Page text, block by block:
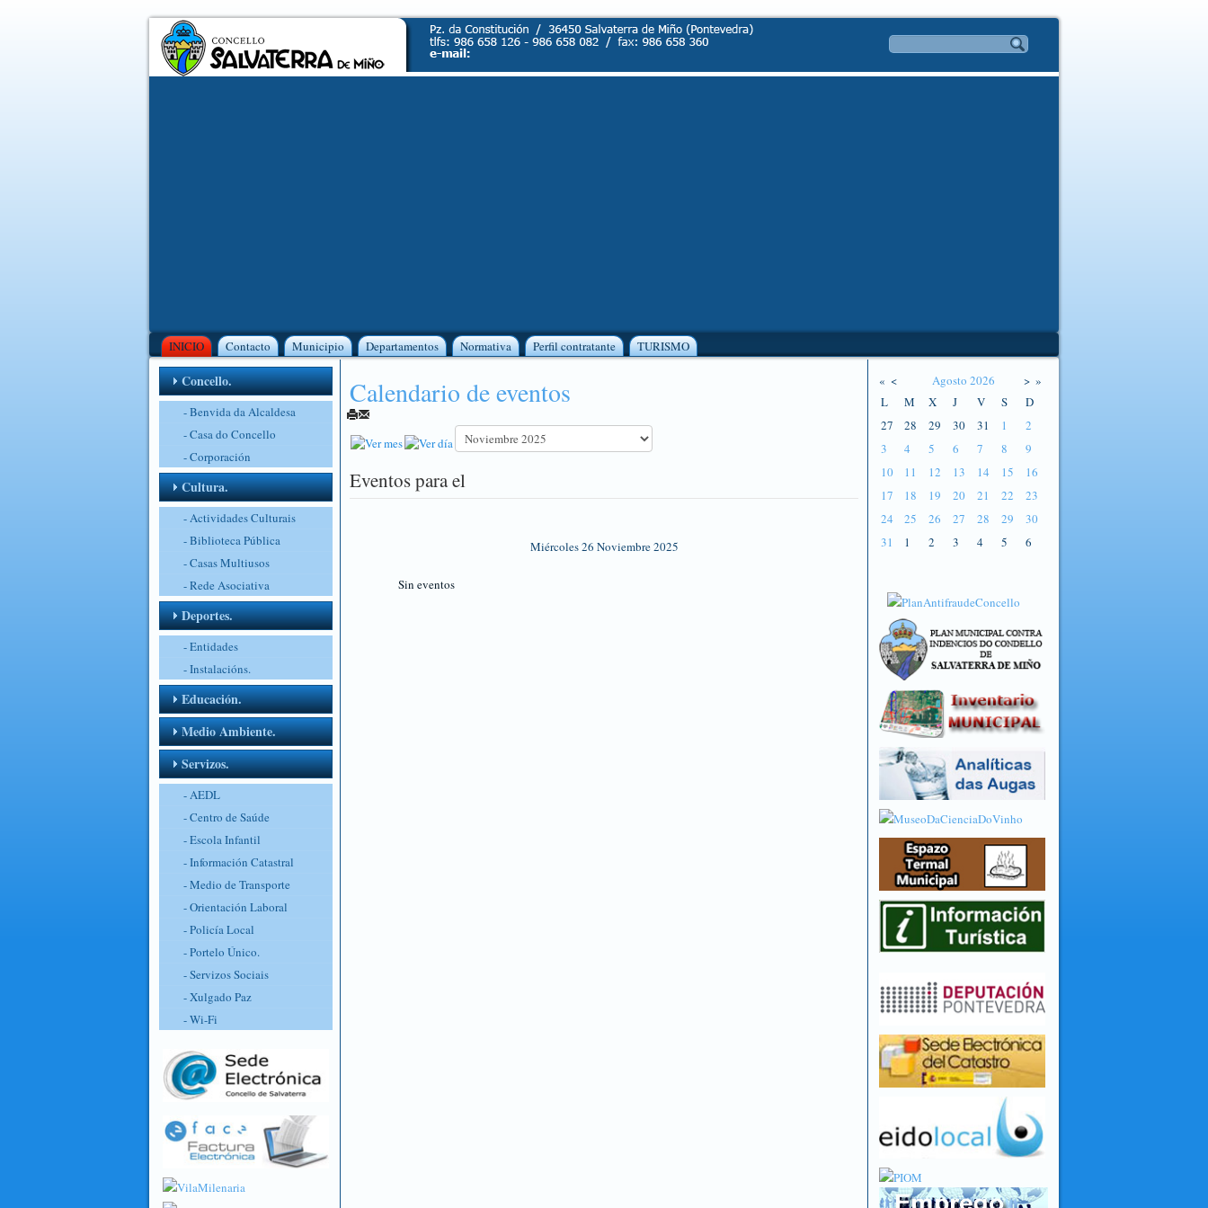
INICIO Contacto Municipio Departamentos Normativa Perfil contratante TURISMO
Concello.
- Benvida da Alcaldesa
- Casa do Concello
- Corporación
Cultura.
- Actividades Culturais
- Biblioteca Pública
- Casas Multiusos
- Rede Asociativa
Deportes.
- Entidades
- Instalacións.
Educación.
Medio Ambiente.
Servizos.
- AEDL
- Centro de Saúde
- Escola Infantil
- Información Catastral
- Medio de Transporte
- Orientación Laboral
- Policía Local
- Portelo Único.
- Servizos Sociais
- Xulgado Paz
- Wi-Fi
Calendario de eventos
Eventos para el
Miércoles 26 Noviembre 2025
Sin eventos
« < Agosto 2026 > »
L
M X J V S
D
27
28 29 30 31 1
2
3
4 5 6 7 8
9
10
11 12 13 14 15
16
17
18 19 20 21 22
23
24
25 26 27 28 29
30
31
1 2 3 4 5 6